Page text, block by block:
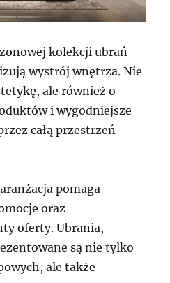
kolekcji ubrań
wystrój wnętrza. Nie
ale również o
i wygodniejsze
całą przestrzeń
pomaga
oraz
oferty. Ubrania,
są nie tylko
ale także